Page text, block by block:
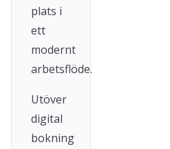
plats i
ett
modernt
arbetsflöde.
Utöver
digital
bokning